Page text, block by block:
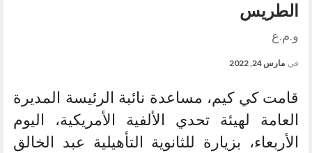
الطريس
و.م.ع
في مارس 24, 2022
قامت كي كيم، مساعدة نائبة الرئيسة المديرة
العامة لهيئة تحدي الألفية الأمريكية، اليوم
الأربعاء، بزيارة للثانوية التأهيلية عبد الخالق